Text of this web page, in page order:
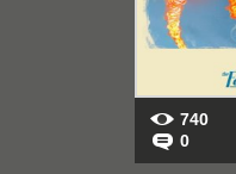
740
0